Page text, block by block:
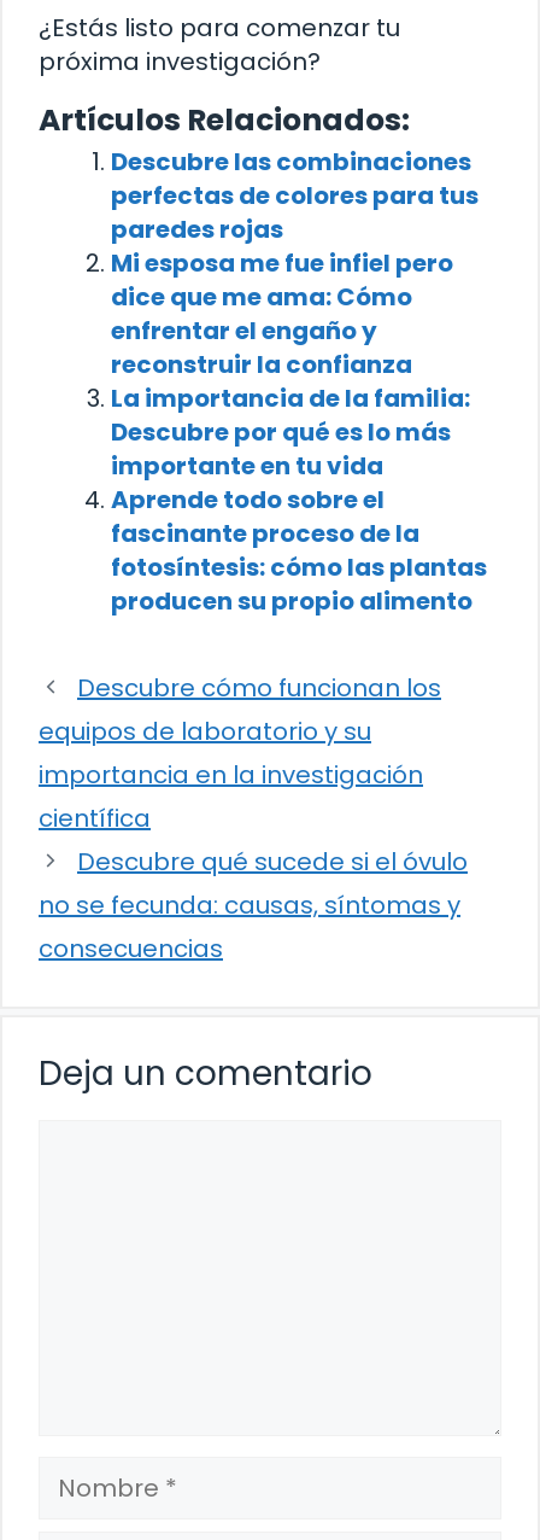
¿Estás listo para comenzar tu
próxima investigación?
Artículos Relacionados:
Descubre las combinaciones
perfectas de colores para tus
paredes rojas
Mi esposa me fue infiel pero
dice que me ama: Cómo
enfrentar el engaño y
reconstruir la confianza
La importancia de la familia:
Descubre por qué es lo más
importante en tu vida
Aprende todo sobre el
fascinante proceso de la
fotosíntesis: cómo las plantas
producen su propio alimento
Descubre cómo funcionan los
equipos de laboratorio y su
importancia en la investigación
científica
Descubre qué sucede si el óvulo
no se fecunda: causas, síntomas y
consecuencias
Deja un comentario
Nombre